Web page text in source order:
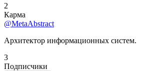
2
Карма
@MetaAbstract
Архитектор информационных систем.
3
Подписчики